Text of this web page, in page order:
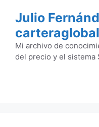
contenido
Julio
Mi archivo de
del precio y el sistema